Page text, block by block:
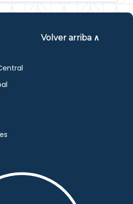
Volver arriba ∧